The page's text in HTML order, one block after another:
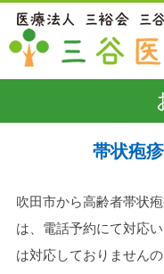
帯状疱
吹田市から高齢者帯状
は、電話予約にて対応
は対応しておりません